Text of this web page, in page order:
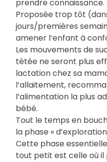
prendre connaissance.
Proposée trop tôt
jours/premières
amener l’enfant à
Les mouvements de
tétée ne seront plus
lactation chez sa
l’allaitement,
l’alimentation la plus
bébé.
Tout le temps en
la phase «
Cette phase
tout petit est celle où